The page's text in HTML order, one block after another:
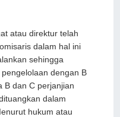
atau direktur telah
dalam hal ini
sehingga
dengan B
B dan C perjanjian
dalam
hukum atau